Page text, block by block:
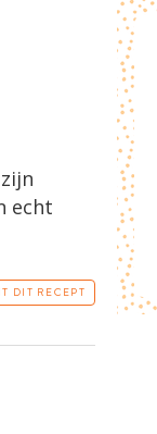
echt
DIT RECEPT